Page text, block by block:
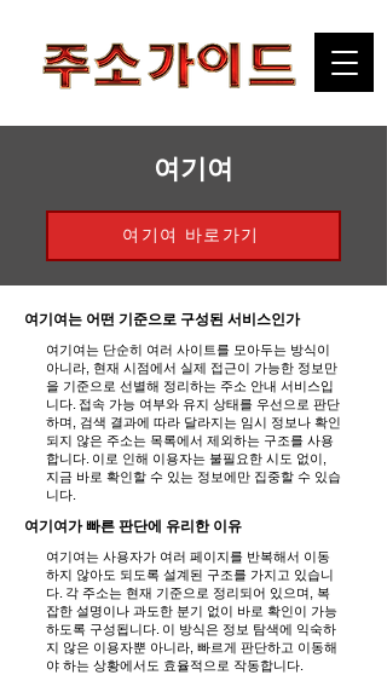
​여기여
여기여 바로가기
여기여는 어떤 기준으로 구성된 서비스인가
여기여는 단순히 여러 사이트를 모아두는 방식이
아니라, 현재 시점에서 실제 접근이 가능한 정보만
을 기준으로 선별해 정리하는 주소 안내 서비스입
니다. 접속 가능 여부와 유지 상태를 우선으로 판단
하며, 검색 결과에 따라 달라지는 임시 정보나 확인
되지 않은 주소는 목록에서 제외하는 구조를 사용
합니다. 이로 인해 이용자는 불필요한 시도 없이,
지금 바로 확인할 수 있는 정보에만 집중할 수 있습
니다.
여기여가 빠른 판단에 유리한 이유
여기여는 사용자가 여러 페이지를 반복해서 이동
하지 않아도 되도록 설계된 구조를 가지고 있습니
다. 각 주소는 현재 기준으로 정리되어 있으며, 복
잡한 설명이나 과도한 분기 없이 바로 확인이 가능
하도록 구성됩니다. 이 방식은 정보 탐색에 익숙하
지 않은 이용자뿐 아니라, 빠르게 판단하고 이동해
야 하는 상황에서도 효율적으로 작동합니다.